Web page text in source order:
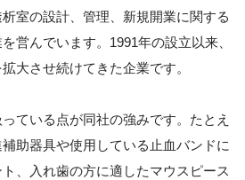
室の設計、管理、新規開業に関する
営んでいます。1991年の設立以来、
大させ続けてきた企業です。
ている点が同社の強みです。たとえ
助器具や使用している止血バンドに
、入れ歯の方に適したマウスピース